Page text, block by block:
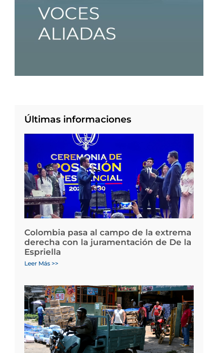
Últimas informaciones
Colombia pasa al campo de la extrema
derecha con la juramentación de De la
Espriella
Leer Más >>